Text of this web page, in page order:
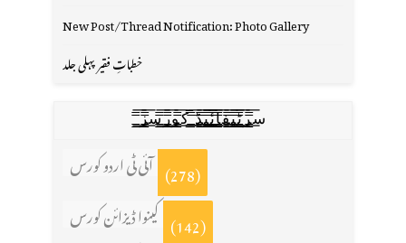
New Post/Thread Notification: Photo Gallery
خطباتِ فقیر پہلی جلد
س̳̿͟͞ر̳̿͟͞ٹ̳̿͟͞ی̳̿͟͞ف̳̿͟͞ا̳̿͟͞ي̳̳̿ٔ̿͟͟͞͞ی̳̿͟͞ڈ̳̿͟͞ ̳̿͟͞ک̳̿͟͞و̳̿͟͞ر̳̿͟͞س̳̿͟͞ز̳̿͟͞
آئی ٹی اردو کورس (278)
کینوا ڈیزائن کورس (142)